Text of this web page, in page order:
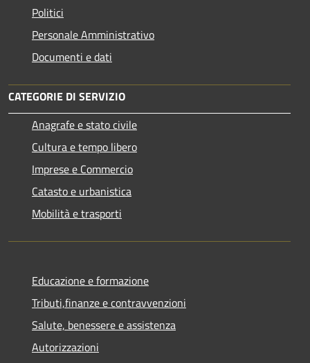
Politici
Personale Amministrativo
Documenti e dati
CATEGORIE DI SERVIZIO
Anagrafe e stato civile
Cultura e tempo libero
Imprese e Commercio
Catasto e urbanistica
Mobilità e trasporti
Educazione e formazione
Tributi,finanze e contravvenzioni
Salute, benessere e assistenza
Autorizzazioni